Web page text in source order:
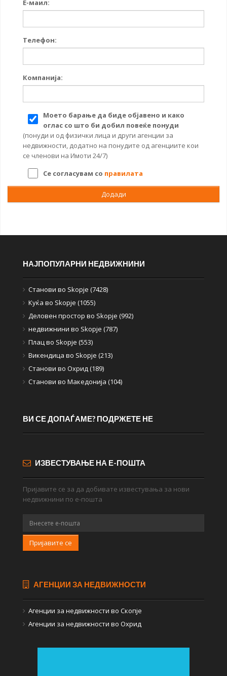
Е-маил:
Телефон:
Компанија:
Моето барање да биде објавено и како
оглас со што би добил повеќе понуди
(понуди и од физички лица и други агенции за
недвижности, додатно на понудите од агенциите кои
се членови на Имоти 24/7)
Се согласувам со правилата
Додади
НАЈПОПУЛАРНИ НЕДВИЖНИНИ
Станови во Skopje (7428)
Куќа во Skopje (1055)
Деловен простор во Skopje (992)
недвижнини во Skopje (787)
Плац во Skopje (553)
Викендица во Skopje (213)
Станови во Охрид (189)
Станови во Македонија (104)
ВИ СЕ ДОПАЃАМЕ? ПОДРЖЕТЕ НЕ
ИЗВЕСТУВАЊЕ НА Е-ПОШТА
Пријавите се за да добивате известувања за нови
недвижнини по е-пошта
Пријавите се
АГЕНЦИИ ЗА НЕДВИЖНОСТИ
Агенции за недвижности во Скопје
Агенции за недвижности во Охрид